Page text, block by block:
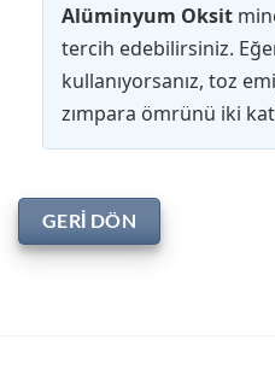
Alüminyum Oksit
tercih edebilirsiniz.
kullanıyorsanız, toz
zımpara ömrünü iki
GERI DÖN